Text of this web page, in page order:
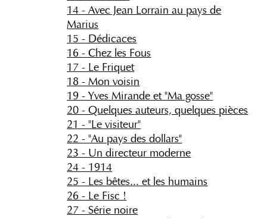
14 - Avec Jean Lorrain au pays de
Marius
15 - Dédicaces
16 - Chez les Fous
17 - Le Friquet
18 - Mon voisin
19 - Yves Mirande et "Ma gosse"
20 - Quelques auteurs, quelques pièces
21 - "Le visiteur"
22 - "Au pays des dollars"
23 - Un directeur moderne
24 - 1914
25 - Les bêtes... et les humains
26 - Le Fisc !
27 - Série noire